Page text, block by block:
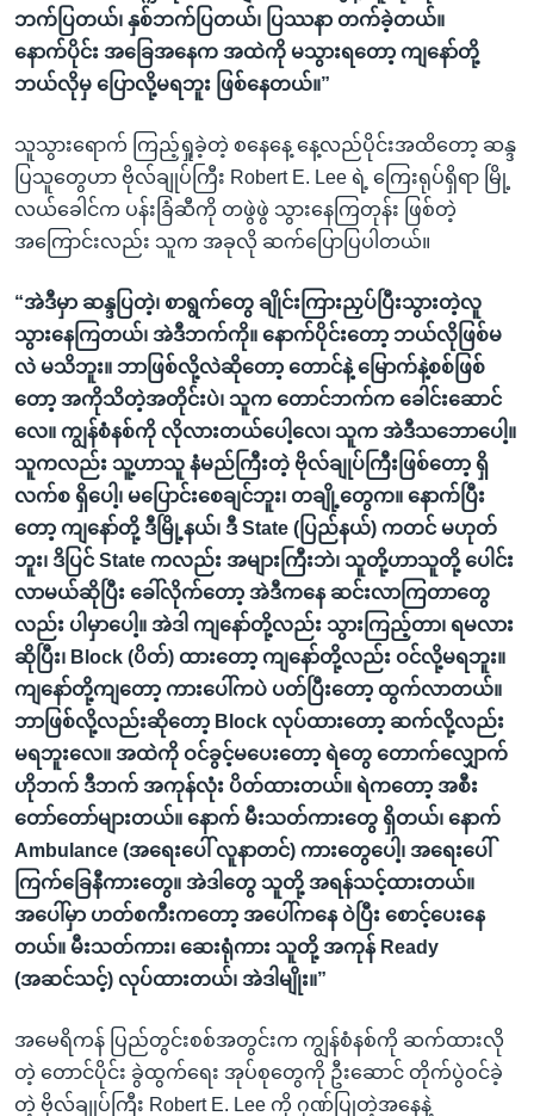
ဘက်ပြတယ်၊ နှစ်ဘက်ပြတယ်၊ ပြဿနာ တက်ခဲ့တယ်။
နောက်ပိုင်း အခြေအနေက အထဲကို မသွားရတော့ ကျနော်တို့
ဘယ်လိုမှ ပြောလို့မရဘူး ဖြစ်နေတယ်။”
သူသွားရောက် ကြည့်ရှုခဲ့တဲ့ စနေနေ့ နေ့လည်ပိုင်းအထိတော့ ဆန္ဒ
ပြသူတွေဟာ ဗိုလ်ချုပ်ကြီး Robert E. Lee ရဲ့ ကြေးရုပ်ရှိရာ မြို့
လယ်ခေါင်က ပန်းခြံဆီကို တဖွဲဖွဲ သွားနေကြတုန်း ဖြစ်တဲ့
အကြောင်းလည်း သူက အခုလို ဆက်ပြောပြပါတယ်။
“အဲဒီမှာ ဆန္ဒပြတဲ့၊ စာရွက်တွေ ချိုင်းကြားညှပ်ပြီးသွားတဲ့လူ
သွားနေကြတယ်၊ အဲဒီဘက်ကို။ နောက်ပိုင်းတော့ ဘယ်လိုဖြစ်မ
လဲ မသိဘူး။ ဘာဖြစ်လို့လဲဆိုတော့ တောင်နဲ့ မြောက်နဲ့စစ်ဖြစ်
တော့ အကိုသိတဲ့အတိုင်းပဲ၊ သူက တောင်ဘက်က ခေါင်းဆောင်
လေ။ ကျွန်စံနစ်ကို လိုလားတယ်ပေါ့လေ၊ သူက အဲဒီသဘောပေါ့။
သူကလည်း သူ့ဟာသူ နံမည်ကြီးတဲ့ ဗိုလ်ချုပ်ကြီးဖြစ်တော့ ရှိ
လက်စ ရှိပေါ့၊ မပြောင်းစေချင်ဘူး၊ တချို့တွေက။ နောက်ပြီး
တော့ ကျနော်တို့ ဒီမြို့နယ်၊ ဒီ State (ပြည်နယ်) ကတင် မဟုတ်
ဘူး၊ ဒိပြင် State ကလည်း အများကြီးဘဲ၊ သူတို့ဟာသူတို့ ပေါင်း
လာမယ်ဆိုပြီး ခေါ်လိုက်တော့ အဲဒီကနေ ဆင်းလာကြတာတွေ
လည်း ပါမှာပေါ့။ အဲဒါ ကျနော်တို့လည်း သွားကြည့်တာ၊ ရမလား
ဆိုပြီး၊ Block (ပိတ်) ထားတော့ ကျနော်တို့လည်း ဝင်လို့မရဘူး။
ကျနော်တို့ကျတော့ ကားပေါ်ကပဲ ပတ်ပြီးတော့ ထွက်လာတယ်။
ဘာဖြစ်လို့လည်းဆိုတော့ Block လုပ်ထားတော့ ဆက်လို့လည်း
မရဘူးလေ။ အထဲကို ဝင်ခွင့်မပေးတော့ ရဲတွေ တောက်လျှောက်
ဟိုဘက် ဒီဘက် အကုန်လုံး ပိတ်ထားတယ်။ ရဲကတော့ အစီး
တော်တော်များတယ်။ နောက် မီးသတ်ကားတွေ ရှိတယ်၊ နောက်
Ambulance (အရေးပေါ် လူနာတင်) ကားတွေပေါ့၊ အရေးပေါ်
ကြက်ခြေနီကားတွေ။ အဲဒါတွေ သူတို့ အရန်သင့်ထားတယ်။
အပေါ်မှာ ဟတ်စကီးကတော့ အပေါ်ကနေ ဝဲပြီး စောင့်ပေးနေ
တယ်။ မီးသတ်ကား၊ ဆေးရုံကား သူတို့ အကုန် Ready
(အဆင်သင့်) လုပ်ထားတယ်၊ အဲဒါမျိုး။”
အမေရိကန် ပြည်တွင်းစစ်အတွင်းက ကျွန်စံနစ်ကို ဆက်ထားလို
တဲ့ တောင်ပိုင်း ခွဲထွက်ရေး အုပ်စုတွေကို ဦးဆောင် တိုက်ပွဲဝင်ခဲ့
တဲ့ ဗိုလ်ချုပ်ကြီး Robert E. Lee ကို ဂုဏ်ပြုတဲ့အနေနဲ့